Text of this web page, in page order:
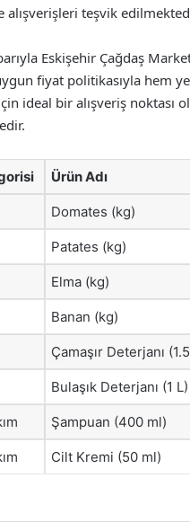
alışverişleri teşvik
Eskişehir Çağdaş
fiyat politikasıyla hem
ideal bir alışveriş noktası
Ürün Adı
Domates (kg)
Patates (kg)
Elma (kg)
Banan (kg)
Çamaşır Deterjanı
Bulaşık Deterjanı (1 L)
Şampuan (400 ml)
Cilt Kremi (50 ml)